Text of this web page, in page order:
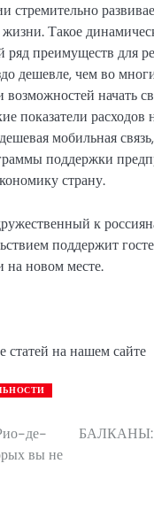
стремительно
жизни. Такое
ряд преимуществ для
дешевле, чем во
начать
показатели расходов
мобильная
поддержки
страну.
к
поддержит
на новом месте.
статей на нашем сайте
де-
вы не
БАЛКАНЫ: